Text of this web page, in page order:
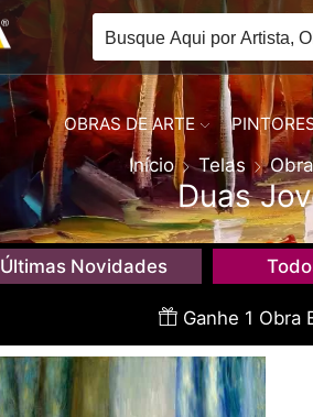
OBRAS DE ARTE
Início Telas
Duas
Últimas Novidades
Ganhe 1 Obra